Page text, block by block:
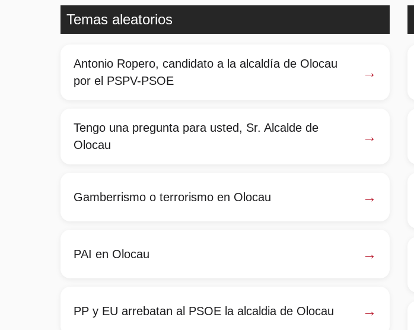
Temas aleatorios
Antonio Ropero, candidato a la alcaldía de Olocau
por el PSPV-PSOE
→
Tengo una pregunta para usted, Sr. Alcalde de
Olocau
→
Gamberrismo o terrorismo en Olocau →
PAI en Olocau →
PP y EU arrebatan al PSOE la alcaldia de Olocau →